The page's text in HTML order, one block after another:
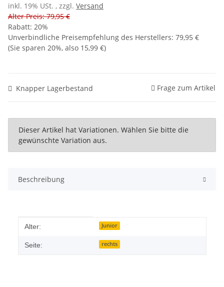
inkl. 19% USt. , zzgl. Versand
Alter Preis: 79,95 €
Rabatt: 20%
Unverbindliche Preisempfehlung des Herstellers: 79,95 €
(Sie sparen 20%, also 15,99 €)
Knapper Lagerbestand Frage zum Artikel
x
Dieser Artikel hat Variationen. Wählen Sie bitte die
gewünschte Variation aus.
Beschreibung
Produkteigenschaft
Wert
Alter: Junior
Seite: rechts